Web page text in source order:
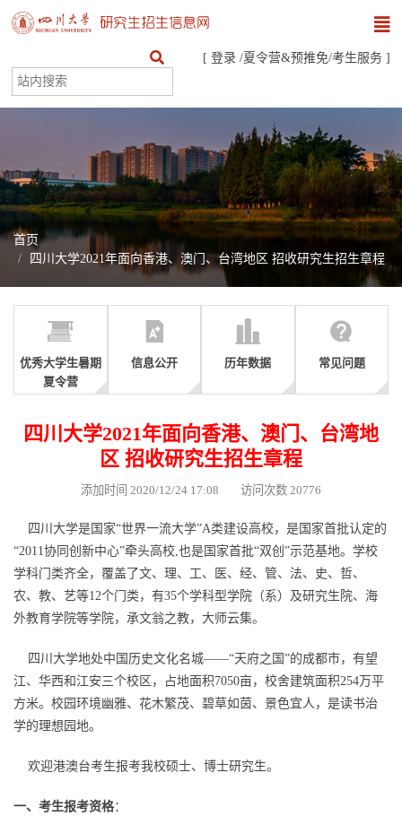
[ 登录 /夏令营&预推免/考生服务 ]
首页
四川大学2021年面向香港、澳门、台湾地区 招收研究生招生章程
优秀大学生暑期
夏令营
信息公开 历年数据 常见问题
四川大学2021年面向香港、澳门、台湾地
区 招收研究生招生章程
添加时间 2020/12/24 17:08 访问次数 20776
四川大学是国家“世界一流大学”A类建设高校，是国家首批认定的
“2011协同创新中心”牵头高校,也是国家首批“双创”示范基地。学校
学科门类齐全，覆盖了文、理、工、医、经、管、法、史、哲、
农、教、艺等12个门类，有35个学科型学院（系）及研究生院、海
外教育学院等学院，承文翁之教，大师云集。
四川大学地处中国历史文化名城——“天府之国”的成都市，有望
江、华西和江安三个校区，占地面积7050亩，校舍建筑面积254万平
方米。校园环境幽雅、花木繁茂、碧草如茵、景色宜人，是读书治
学的理想园地。
欢迎港澳台考生报考我校硕士、博士研究生。
一、考生报考资格：